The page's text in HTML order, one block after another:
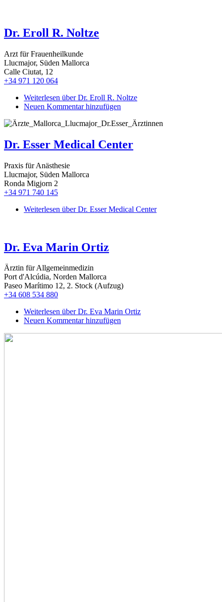
Dr. Eroll R. Noltze
Arzt für Frauenheilkunde
Llucmajor, Süden Mallorca
Calle Ciutat, 12
+34 971 120 064
Weiterlesen über Dr. Eroll R. Noltze
Neuen Kommentar hinzufügen
Dr. Esser Medical Center
Praxis für Anästhesie
Llucmajor, Süden Mallorca
Ronda Migjorn 2
+34 971 740 145
Weiterlesen über Dr. Esser Medical Center
Dr. Eva Marin Ortiz
Ärztin für Allgemeinmedizin
Port d'Alcúdia, Norden Mallorca
Paseo Marítimo 12, 2. Stock (Aufzug)
+34 608 534 880
Weiterlesen über Dr. Eva Marin Ortiz
Neuen Kommentar hinzufügen